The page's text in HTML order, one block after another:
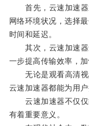
首先，云速加速器
网络环境状况，选择
时间和延迟。
其次，云速加速器
一步提高传输效率，
无论是观看高清视
云速加速器都能为用
云速加速器不仅仅
有着重要意义。